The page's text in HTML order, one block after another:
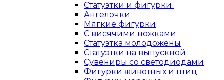
Статуэтки и фигурки
Ангелочки
Мягкие фигурки
С висячими ножками
Статуэтка молодожены
Статуэтки на выпускной
Сувениры со светодиодами
Фигурки животных и птиц